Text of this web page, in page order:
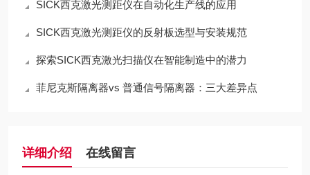
SICK西克激光测距仪在自动化生产线的应用
SICK西克激光测距仪的反射板选型与安装规范
探索SICK西克激光扫描仪在智能制造中的潜力
菲尼克斯隔离器vs 普通信号隔离器：三大差异点
详细介绍 在线留言